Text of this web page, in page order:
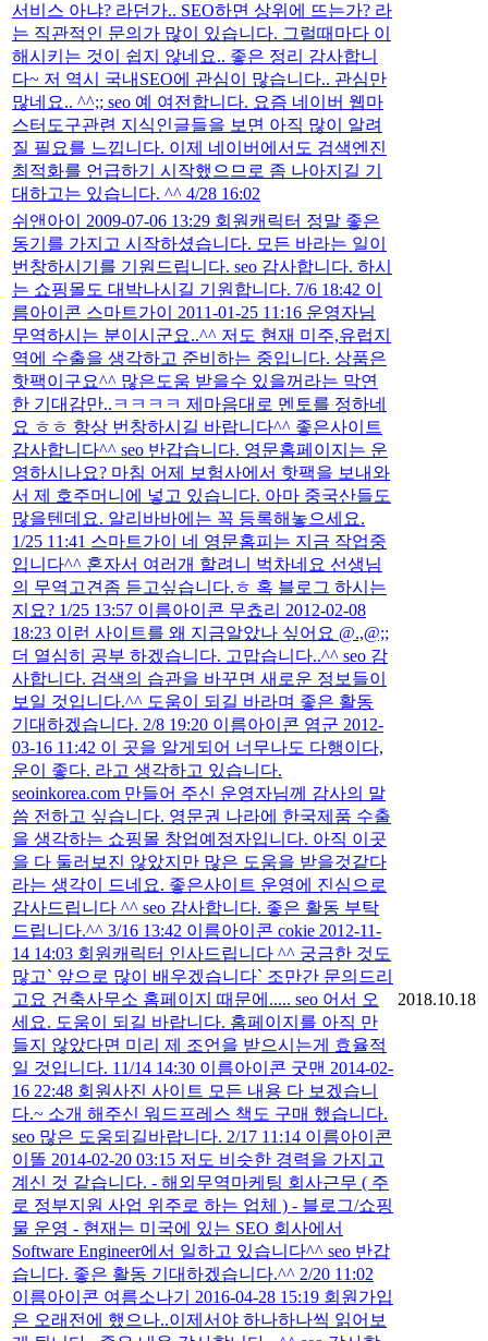
서비스 아냐? 라던가.. SEO하면 상위에 뜨는가? 라
는 직관적인 문의가 많이 있습니다. 그럴때마다 이
해시키는 것이 쉽지 않네요.. 좋은 정리 감사합니
다~ 저 역시 국내SEO에 관심이 많습니다.. 관심만
많네요.. ^^;; seo 예 여전합니다. 요즘 네이버 웹마
스터도구관련 지식인글들을 보면 아직 많이 알려
질 필요를 느낍니다. 이제 네이버에서도 검색엔진
최적화를 언급하기 시작했으므로 좀 나아지길 기
대하고는 있습니다. ^^ 4/28 16:02
쉬앤아이 2009-07-06 13:29 회원캐릭터 정말 좋은
동기를 가지고 시작하셨습니다. 모든 바라는 일이
번창하시기를 기원드립니다. seo 감사합니다. 하시
는 쇼핑몰도 대박나시길 기원합니다. 7/6 18:42 이
름아이콘 스마트가이 2011-01-25 11:16 운영자님
무역하시는 분이시군요..^^ 저도 현재 미주,유럽지
역에 수출을 생각하고 준비하는 중입니다. 상품은
핫팩이구요^^ 많은도움 받을수 있을꺼라는 막연
한 기대감만..ㅋㅋㅋㅋ 제마음대로 멘토를 정하네
요 ㅎㅎ 항상 번창하시길 바랍니다^^ 좋은사이트
감사합니다^^ seo 반갑습니다. 영문홈페이지는 운
영하시나요? 마침 어제 보험사에서 핫팩을 보내와
서 제 호주머니에 넣고 있습니다. 아마 중국산들도
많을텐데요. 알리바바에는 꼭 등록해놓으세요.
1/25 11:41 스마트가이 네 영문홈피는 지금 작업중
입니다^^ 혼자서 여러개 할려니 벅차네요 선생님
의 무역고견좀 듣고싶습니다.ㅎ 혹 블로그 하시는
지요? 1/25 13:57 이름아이콘 무쵸리 2012-02-08
18:23 이런 사이트를 왜 지금알았나 싶어요 @.,@;;
더 열심히 공부 하겠습니다. 고맙습니다..^^ seo 감
사합니다. 검색의 습관을 바꾸면 새로운 정보들이
보일 것입니다.^^ 도움이 되길 바라며 좋은 활동
기대하겠습니다. 2/8 19:20 이름아이콘 염군 2012-
03-16 11:42 이 곳을 알게되어 너무나도 다행이다,
운이 좋다. 라고 생각하고 있습니다.
seoinkorea.com 만들어 주신 운영자님께 감사의 말
씀 전하고 싶습니다. 영문권 나라에 한국제품 수출
을 생각하는 쇼핑몰 창업예정자입니다. 아직 이곳
을 다 둘러보진 않았지만 많은 도움을 받을것같다
라는 생각이 드네요. 좋은사이트 운영에 진심으로
감사드립니다 ^^ seo 감사합니다. 좋은 활동 부탁
드립니다.^^ 3/16 13:42 이름아이콘 cokie 2012-11-
14 14:03 회원캐릭터 인사드립니다 ^^ 궁금한 것도
많고` 앞으로 많이 배우겠습니다` 조만간 문의드리
고요 건축사무소 홈페이지 때문에..... seo 어서 오
세요. 도움이 되길 바랍니다. 홈페이지를 아직 만
들지 않았다면 미리 제 조언을 받으시는게 효율적
일 것입니다. 11/14 14:30 이름아이콘 굿맨 2014-02-
16 22:48 회원사진 사이트 모든 내용 다 보겠습니
다.~ 소개 해주신 워드프레스 책도 구매 했습니다.
seo 많은 도움되길바랍니다. 2/17 11:14 이름아이콘
이똘 2014-02-20 03:15 저도 비슷한 경력을 가지고
계신 것 같습니다. - 해외무역마케팅 회사근무 ( 주
로 정부지원 사업 위주로 하는 업체 ) - 블로그/쇼핑
물 운영 - 현재는 미국에 있는 SEO 회사에서
Software Engineer에서 일하고 있습니다^^ seo 반갑
습니다. 좋은 활동 기대하겠습니다.^^ 2/20 11:02
이름아이콘 여름소나기 2016-04-28 15:19 회원가입
은 오래전에 했으나..이제서야 하나하나씩 읽어보
2018.10.18